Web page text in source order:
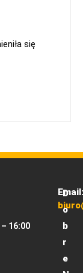
się
16:00
Email:
D
o
b
r
e